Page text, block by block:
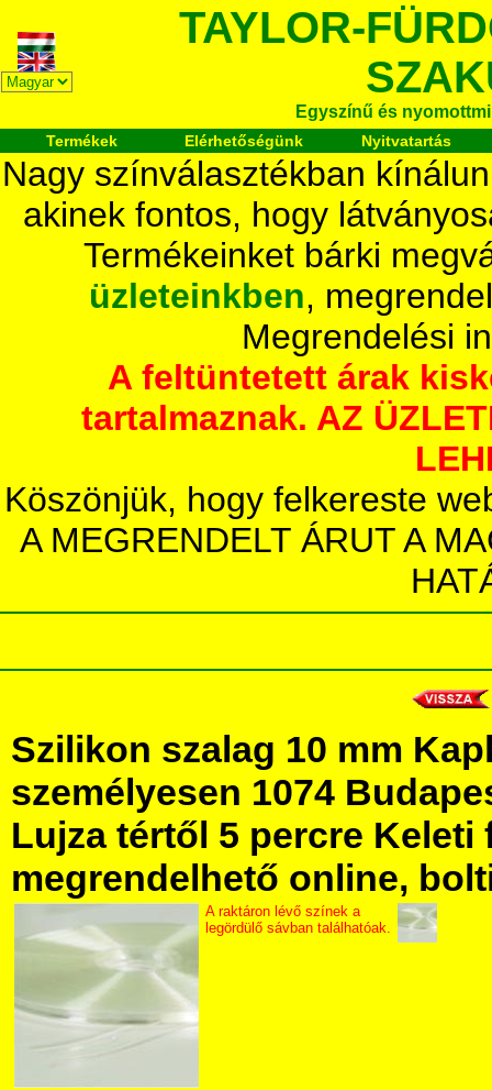
TAYLOR-
Egyszínű és
Termékek Elérhetőségünk Nyitvatartás
Nagy színválasztékban
akinek fontos, hogy
Termékeinket bárki
üzleteinkben,
Megrendelési
A feltüntetett árak
tartalmaznak. AZ
Köszönjük, hogy felkereste
A MEGRENDELT ÁRUT A
Szilikon szalag 10 mm
személyesen 1074
Lujza tértől 5 percre Keleti
megrendelhető online,
A raktáron lévő színek a
legördülő sávban találhatóak.